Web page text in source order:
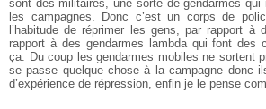
sont des militaires, une sorte de gendarmes qui
les campagnes. Donc c’est un corps de
l’habitude de réprimer les gens, par rapport à
rapport à des gendarmes lambda qui font des
ça. Du coup les gendarmes mobiles ne sortent
se passe quelque chose à la campagne donc
d’expérience de répression, enfin je le pense